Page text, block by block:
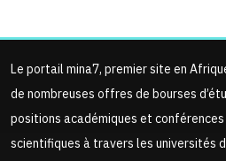
Le portail mina7, premier site en
de nombreuses offres de bourses
positions académiques et conférences
scientifiques à travers les universités